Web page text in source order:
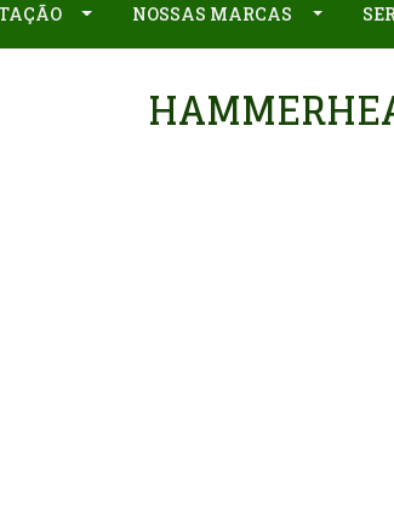
NOSSAS MARCAS